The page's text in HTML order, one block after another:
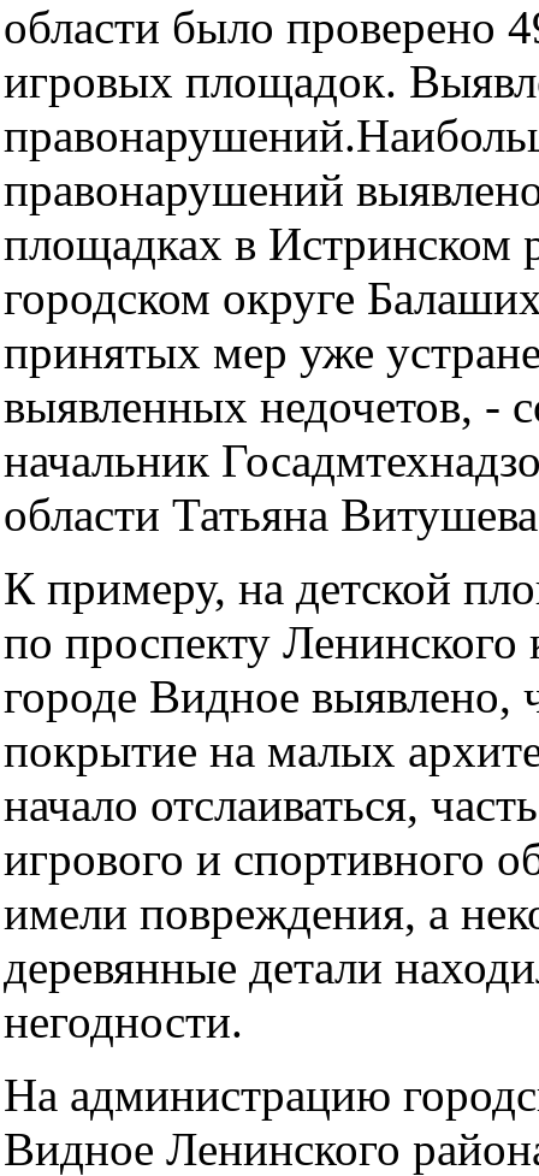
области было проверено
игровых площадок.
правонарушений
площадках в Истринском
городском округе
принятых мер уже
выявленных недочетов, -
начальник
области Татьяна
К примеру, на детской
по проспекту Ленинского
городе Видное выявлено,
покрытие на малых
начало отслаиваться,
игрового и спортивного
имели повреждения, а
деревянные детали
негодности.
На администрацию
Видное Ленинского